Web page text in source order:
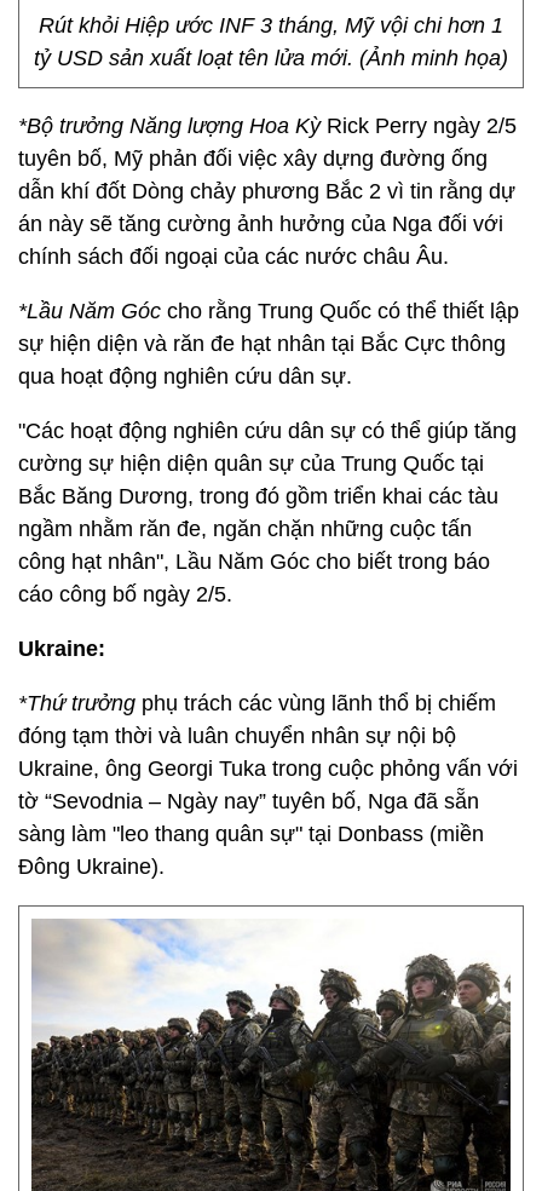
Rút khỏi Hiệp ước INF 3 tháng, Mỹ vội chi hơn 1
tỷ USD sản xuất loạt tên lửa mới. (Ảnh minh họa)
*Bộ trưởng Năng lượng Hoa KỳRick Perry ngày 2/5
tuyên bố, Mỹ phản đối việc xây dựng đường ống
dẫn khí đốt Dòng chảy phương Bắc 2 vì tin rằng dự
án này sẽ tăng cường ảnh hưởng của Nga đối với
chính sách đối ngoại của các nước châu Âu.
*Lầu Năm Góc cho rằng Trung Quốc có thể thiết lập
sự hiện diện và răn đe hạt nhân tại Bắc Cực thông
qua hoạt động nghiên cứu dân sự.
"Các hoạt động nghiên cứu dân sự có thể giúp tăng
cường sự hiện diện quân sự của Trung Quốc tại
Bắc Băng Dương, trong đó gồm triển khai các tàu
ngầm nhằm răn đe, ngăn chặn những cuộc tấn
công hạt nhân", Lầu Năm Góc cho biết trong báo
cáo công bố ngày 2/5.
Ukraine:
*Thứ trưởng phụ trách các vùng lãnh thổ bị chiếm
đóng tạm thời và luân chuyển nhân sự nội bộ
Ukraine, ông Georgi Tuka trong cuộc phỏng vấn với
tờ “Sevodnia – Ngày nay” tuyên bố, Nga đã sẵn
sàng làm "leo thang quân sự" tại Donbass (miền
Đông Ukraine).